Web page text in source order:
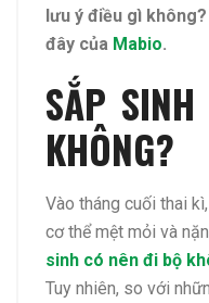
lưu ý điều gì
đây của Mabio.
SẮP
KHÔNG?
Vào tháng cuối thai
cơ thể mệt mỏi và
sinh có nên đi bộ
Tuy nhiên, so với